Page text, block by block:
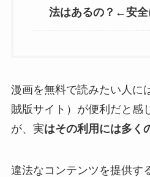
法はあるの？←安全
漫画を無料で読みたい人に
賊版サイト）が便利だと感
が、実はその利用には多く
違法なコンテンツを提供す